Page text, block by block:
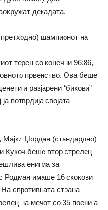
декадата.
шампионот на
терен со конечни 96:86,
првенство. Ова беше
и разјарени “бикови”
потврдија својата
Мајкл Џордан (стандардно)
Кукоч беше втор стрелец
енигма за
Родман имаше 16 скокови
спротивната страна
на мечот со 35 поени а